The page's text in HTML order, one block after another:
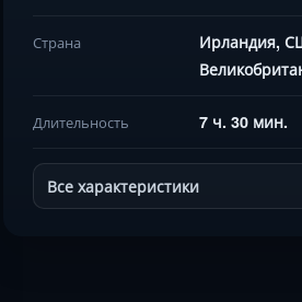
Страна
Ирландия,
Длительность 7 ч. 30 мин.
Все характеристики